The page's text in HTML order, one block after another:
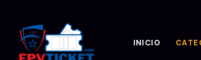
INICIO